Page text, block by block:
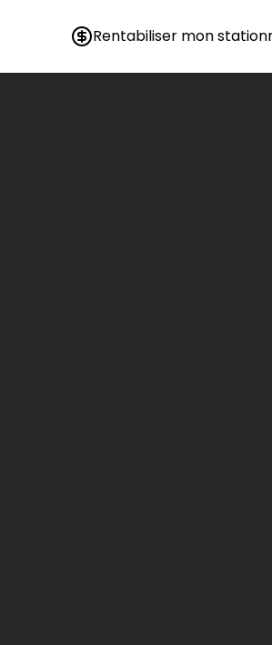
Rentabiliser mon